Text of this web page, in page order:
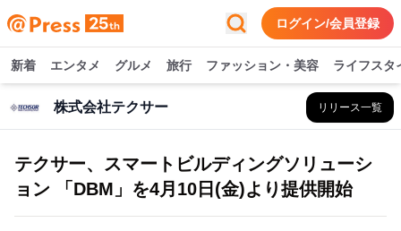
ログイン/会員登録
新着 エンタメ グルメ 旅行 ファッション・美容 ライフスタ
株式会社テクサー リリース一覧
テクサー、スマートビルディングソリューシ
ョン 「DBM」を4月10日(金)より提供開始